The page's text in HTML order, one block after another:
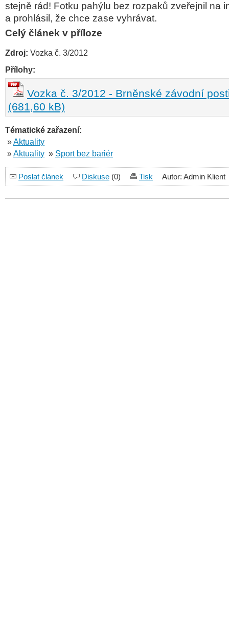
stejně rád! Fotku pahýlu bez rozpaků zveřejnil na
a prohlásil, že chce zase vyhrávat.
Celý článek v příloze
Zdroj: Vozka č. 3/2012
Přílohy:
Vozka č. 3/2012 - Brněnské závodní
(681,60 kB)
Tématické zařazení:
»Aktuality
»Aktuality » Sport bez bariér
Poslat článek Diskuse (0) Tisk Autor: Admin Klient